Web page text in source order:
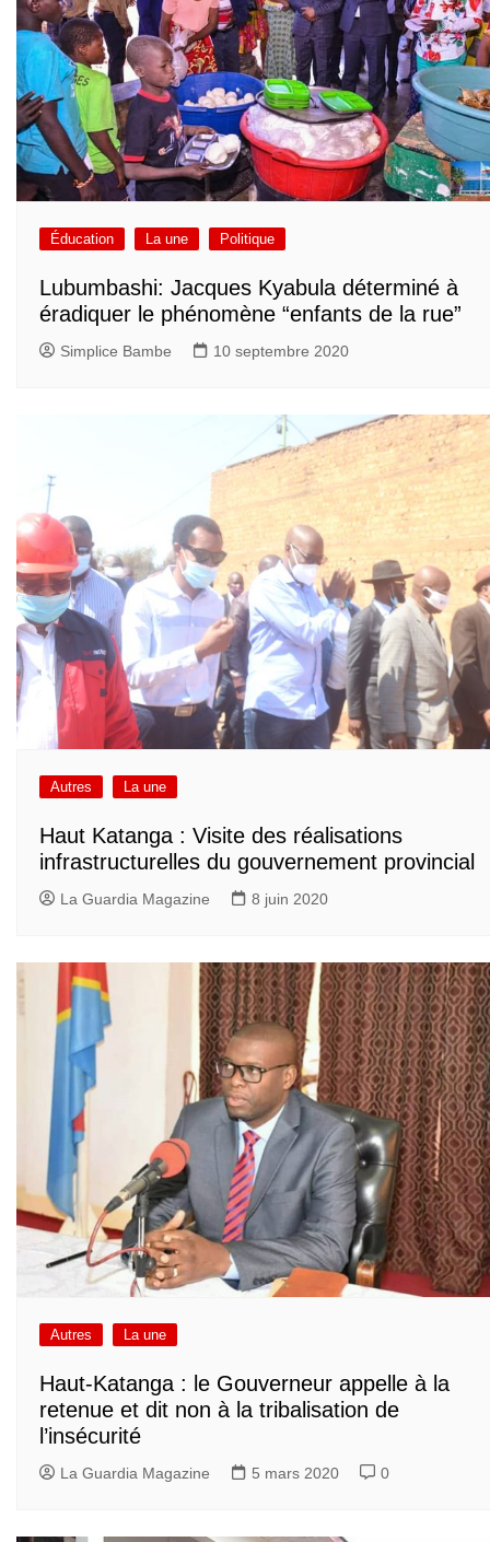
Éducation La une Politique
Lubumbashi: Jacques Kyabula déterminé à
éradiquer le phénomène “enfants de la rue”
Simplice Bambe 10 septembre 2020
Autres La une
Haut Katanga : Visite des réalisations
infrastructurelles du gouvernement provincial
La Guardia Magazine 8 juin 2020
Autres La une
Haut-Katanga : le Gouverneur appelle à la
retenue et dit non à la tribalisation de
l’insécurité
La Guardia Magazine 5 mars 2020 0